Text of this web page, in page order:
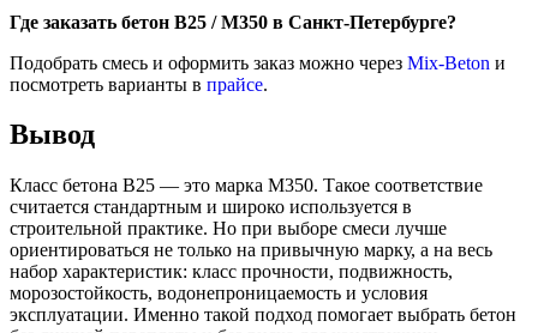
Где заказать бетон В25 / М350 в Санкт-Петербурге?
Подобрать смесь и оформить заказ можно через Mix-Beton и
посмотреть варианты в прайсе.
Вывод
Класс бетона В25 — это марка М350. Такое соответствие
считается стандартным и широко используется в
строительной практике. Но при выборе смеси лучше
ориентироваться не только на привычную марку, а на весь
набор характеристик: класс прочности, подвижность,
морозостойкость, водонепроницаемость и условия
эксплуатации. Именно такой подход помогает выбрать бетон